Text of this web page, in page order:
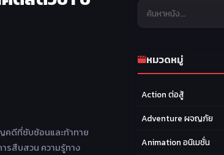
คดีที่ซับซ้อนและท้าทาย
รสืบสวน ความรู้ทาง
หมวดหมู่
Action ต่อสู้
Adventure ผจญภัย
Animation อนิเมชั่น